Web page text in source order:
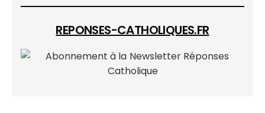
REPONSES-CATHOLIQUES.FR